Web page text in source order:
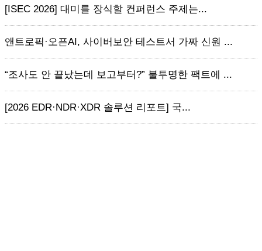
[ISEC 2026] 대미를 장식할 컨퍼런스 주제는...
앤트로픽·오픈AI, 사이버보안 테스트서 가짜 신원 ...
“조사도 안 끝났는데 보고부터?” 불투명한 팩트에 ...
[2026 EDR·NDR·XDR 솔루션 리포트] 국...